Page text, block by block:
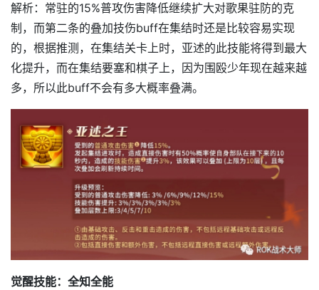
解析：常驻的15%普攻伤害降低继续扩大对歌果驻防的克
制，而第二条的叠加技伤buff在集结时还是比较容易实现
的，根据推测，在集结关卡上时，亚述的此技能将得到最大
化提升，而在集结要塞和棋子上，因为围殴少年现在越来越
多，所以此buff不会有多大概率叠满。
觉醒技能：全知全能